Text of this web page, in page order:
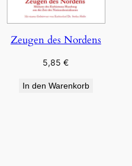
Zeugen des Nordens
5,85€
In den Warenkorb